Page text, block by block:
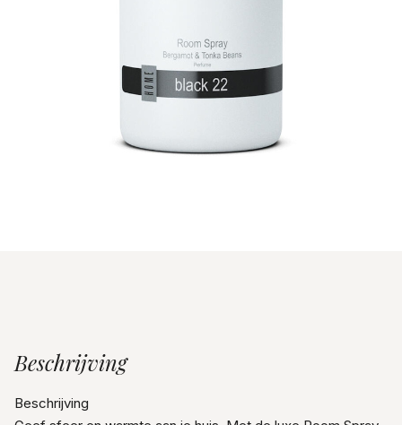
Beschrijving
Beschrijving